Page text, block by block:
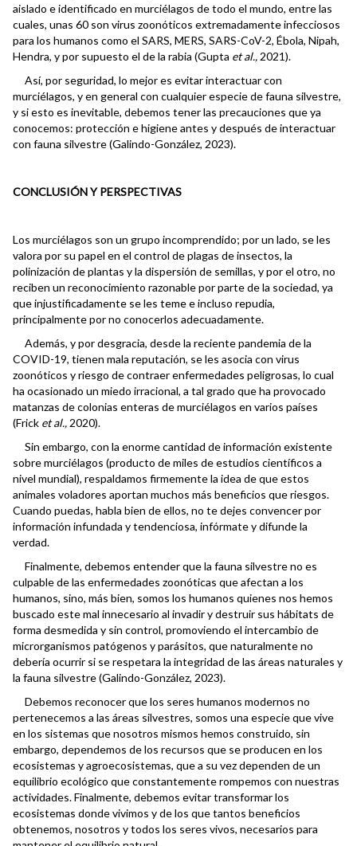
aislado e identificado en murciélagos de todo el mundo, entre las
cuales, unas 60 son virus zoonóticos extremadamente infecciosos
para los humanos como el SARS, MERS, SARS-CoV-2, Ébola, Nipah,
Hendra, y por supuesto el de la rabia (Gupta et al., 2021).
Así, por seguridad, lo mejor es evitar interactuar con
murciélagos, y en general con cualquier especie de fauna silvestre,
y si esto es inevitable, debemos tener las precauciones que ya
conocemos: protección e higiene antes y después de interactuar
con fauna silvestre (Galindo-González, 2023).
CONCLUSIÓN Y PERSPECTIVAS
Los murciélagos son un grupo incomprendido; por un lado, se les
valora por su papel en el control de plagas de insectos, la
polinización de plantas y la dispersión de semillas, y por el otro, no
reciben un reconocimiento razonable por parte de la sociedad, ya
que injustificadamente se les teme e incluso repudia,
principalmente por no conocerlos adecuadamente.
Además, y por desgracia, desde la reciente pandemia de la
COVID-19, tienen mala reputación, se les asocia con virus
zoonóticos y riesgo de contraer enfermedades peligrosas, lo cual
ha ocasionado un miedo irracional, a tal grado que ha provocado
matanzas de colonias enteras de murciélagos en varios países
(Frick et al., 2020).
Sin embargo, con la enorme cantidad de información existente
sobre murciélagos (producto de miles de estudios científicos a
nivel mundial), respaldamos firmemente la idea de que estos
animales voladores aportan muchos más beneficios que riesgos.
Cuando puedas, habla bien de ellos, no te dejes convencer por
información infundada y tendenciosa, infórmate y difunde la
verdad.
Finalmente, debemos entender que la fauna silvestre no es
culpable de las enfermedades zoonóticas que afectan a los
humanos, sino, más bien, somos los humanos quienes nos hemos
buscado este mal innecesario al invadir y destruir sus hábitats de
forma desmedida y sin control, promoviendo el intercambio de
microrganismos patógenos y parásitos, que naturalmente no
debería ocurrir si se respetara la integridad de las áreas naturales y
la fauna silvestre (Galindo-González, 2023).
Debemos reconocer que los seres humanos modernos no
pertenecemos a las áreas silvestres, somos una especie que vive
en los sistemas que nosotros mismos hemos construido, sin
embargo, dependemos de los recursos que se producen en los
ecosistemas y agroecosistemas, que a su vez dependen de un
equilibrio ecológico que constantemente rompemos con nuestras
actividades. Finalmente, debemos evitar transformar los
ecosistemas donde vivimos y de los que tantos beneficios
obtenemos, nosotros y todos los seres vivos, necesarios para